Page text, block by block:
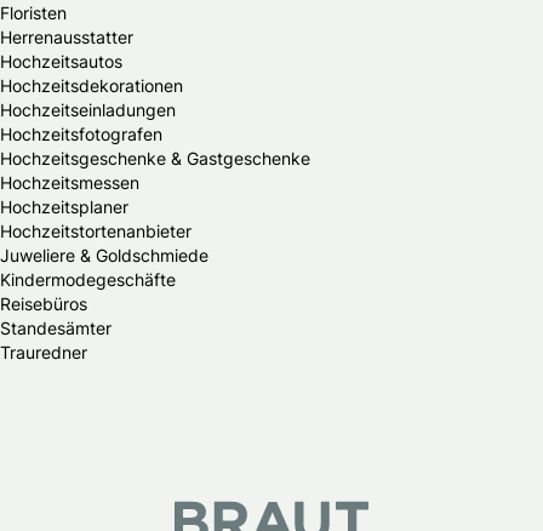
Floristen
Herrenausstatter
Hochzeitsautos
Hochzeitsdekorationen
Hochzeitseinladungen
Hochzeitsfotografen
Hochzeitsgeschenke & Gastgeschenke
Hochzeitsmessen
Hochzeitsplaner
Hochzeitstortenanbieter
Juweliere & Goldschmiede
Kindermodegeschäfte
Reisebüros
Standesämter
Trauredner